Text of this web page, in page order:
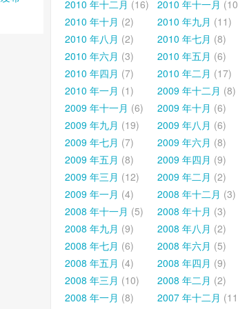
2010 年十二月 (16) 2010 年十一月
2010 年十月 (2) 2010 年九月 (11)
2010 年八月 (2) 2010 年七月 (8)
2010 年六月 (3) 2010 年五月 (6)
2010 年四月 (7) 2010 年二月 (17)
2010 年一月 (1) 2009 年十二月 (8)
2009 年十一月 (6) 2009 年十月 (6)
2009 年九月 (19) 2009 年八月 (6)
2009 年七月 (7) 2009 年六月 (8)
2009 年五月 (8) 2009 年四月 (9)
2009 年三月 (12) 2009 年二月 (2)
2009 年一月 (4) 2008 年十二月 (3)
2008 年十一月 (5) 2008 年十月 (3)
2008 年九月 (9) 2008 年八月 (2)
2008 年七月 (6) 2008 年六月 (5)
2008 年五月 (4) 2008 年四月 (9)
2008 年三月 (10) 2008 年二月 (2)
2008 年一月 (8) 2007 年十二月